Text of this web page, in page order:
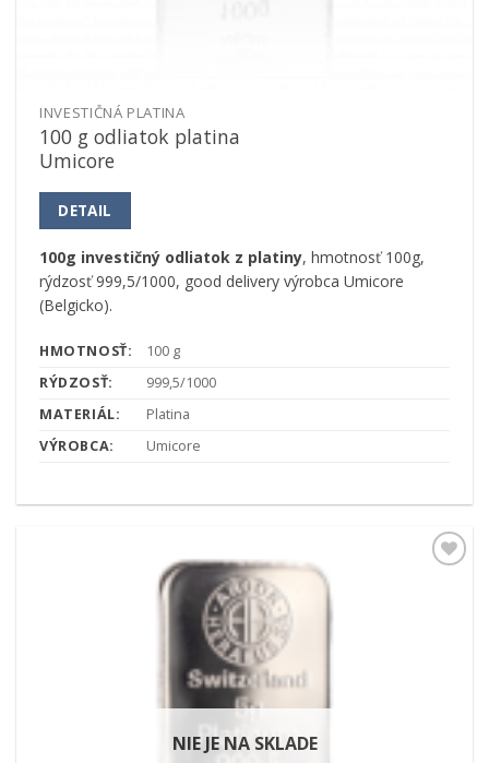
INVESTIČNÁ PLATINA
100 g odliatok platina
Umicore
DETAIL
100g investičný odliatok z platiny, hmotnosť 100g,
rýdzosť 999,5/1000, good delivery výrobca Umicore
(Belgicko).
HMOTNOSŤ:
100 g
RÝDZOSŤ:
999,5/1000
MATERIÁL:
Platina
VÝROBCA:
Umicore
NIE JE NA SKLADE